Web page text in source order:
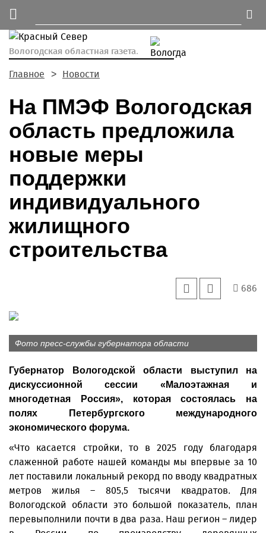
Вологодская областная газета.
Главное Новости
На ПМЭФ Вологодская
область предложила
новые меры
поддержки
индивидуального
жилищного
строительства
686
Фото пресс-службы губернатора области
Губернатор Вологодской области выступил на
дискуссионной сессии «Малоэтажная и
многодетная Россия», которая состоялась на
полях Петербургского международного
экономического форума.
«Что касается стройки, то в 2025 году благодаря
слаженной работе нашей команды мы впервые за 10
лет поставили локальный рекорд по вводу квадратных
метров жилья – 805,5 тысячи квадратов. Для
Вологодской области это большой показатель, план
перевыполнили почти в два раза. Наш регион – лидер